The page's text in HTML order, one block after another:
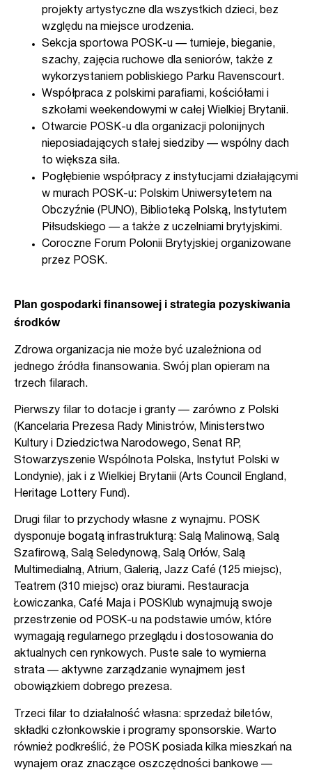
projekty artystyczne dla wszystkich dzieci, bez
względu na miejsce urodzenia.
Sekcja sportowa POSK-u — turnieje, bieganie,
szachy, zajęcia ruchowe dla seniorów, także z
wykorzystaniem pobliskiego Parku Ravenscourt.
Współpraca z polskimi parafiami, kościółami i
szkołami weekendowymi w całej Wielkiej Brytanii.
Otwarcie POSK-u dla organizacji polonijnych
nieposiadających stałej siedziby — wspólny dach
to większa siła.
Pogłębienie współpracy z instytucjami działającymi
w murach POSK-u: Polskim Uniwersytetem na
Obczyźnie (PUNO), Biblioteką Polską, Instytutem
Piłsudskiego — a także z uczelniami brytyjskimi.
Coroczne Forum Polonii Brytyjskiej organizowane
przez POSK.
Plan gospodarki finansowej i strategia pozyskiwania
środków
Zdrowa organizacja nie może być uzależniona od
jednego źródła finansowania. Swój plan opieram na
trzech filarach.
Pierwszy filar to dotacje i granty — zarówno z Polski
(Kancelaria Prezesa Rady Ministrów, Ministerstwo
Kultury i Dziedzictwa Narodowego, Senat RP,
Stowarzyszenie Wspólnota Polska, Instytut Polski w
Londynie), jak i z Wielkiej Brytanii (Arts Council England,
Heritage Lottery Fund).
Drugi filar to przychody własne z wynajmu. POSK
dysponuje bogatą infrastrukturą: Salą Malinową, Salą
Szafirową, Salą Seledynową, Salą Orłów, Salą
Multimedialną, Atrium, Galerią, Jazz Café (125 miejsc),
Teatrem (310 miejsc) oraz biurami. Restauracja
Łowiczanka, Café Maja i POSKlub wynajmują swoje
przestrzenie od POSK-u na podstawie umów, które
wymagają regularnego przeglądu i dostosowania do
aktualnych cen rynkowych. Puste sale to wymierna
strata — aktywne zarządzanie wynajmem jest
obowiązkiem dobrego prezesa.
Trzeci filar to działalność własna: sprzedaż biletów,
składki członkowskie i programy sponsorskie. Warto
również podkreślić, że POSK posiada kilka mieszkań na
wynajem oraz znaczące oszczędności bankowe —